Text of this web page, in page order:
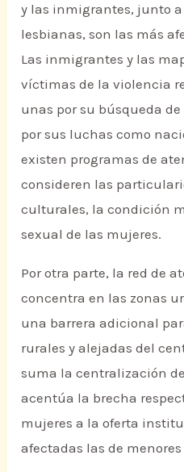
y las inmigrantes, junto
lesbianas, son las más
Las inmigrantes y las
víctimas de la violencia
unas por su búsqueda
por sus luchas como
existen programas de
consideren las
culturales, la condición
sexual de las mujeres.
Por otra parte, la red de
concentra en las zonas
una barrera adicional
rurales y alejadas del
suma la centralización
acentúa la brecha
mujeres a la oferta
afectadas las de menores